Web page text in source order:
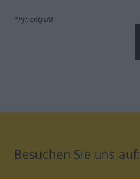
*Pflichtfeld
Besuchen Sie uns auf: